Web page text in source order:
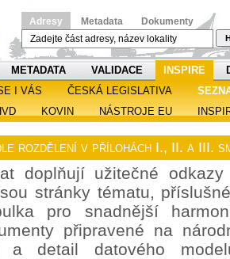
Adresy Metadata Dokumenty
METADATA VALIDACE INSPIRE
I VÁS ČESKÁ LEGISLATIVA
KOVIN NÁSTROJE EU
rozdělení v přílohách I., II. a III.
doplňují užitečné
stránky tématu,
pro snadnější
připravené na
a detail datového